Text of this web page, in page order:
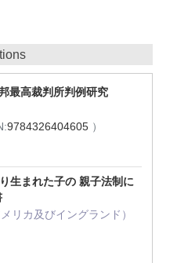
最高裁判所判例研究
9784326404605 ）
生まれた子の 親子法制に
リカ及びイングランド）